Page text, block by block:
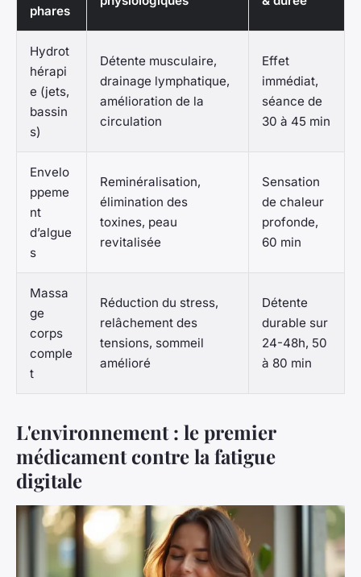
phares
Hydrot
hérapi
e (jets,
bassin
s)
Détente musculaire,
drainage lymphatique,
amélioration de la
circulation
Effet
immédiat,
séance de
30 à 45 min
Envelo
ppeme
nt
d’algue
s
Reminéralisation,
élimination des
toxines, peau
revitalisée
Sensation
de chaleur
profonde,
60 min
Massa
ge
corps
comple
t
Réduction du stress,
relâchement des
tensions, sommeil
amélioré
Détente
durable sur
24-48h, 50
à 80 min
L'environnement : le premier
médicament contre la fatigue
digitale